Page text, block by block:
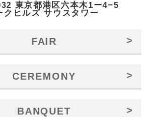
東京都港区六本木1ー4−5
クヒルズ サウスタワー
FAIR >
CEREMONY >
BANQUET >